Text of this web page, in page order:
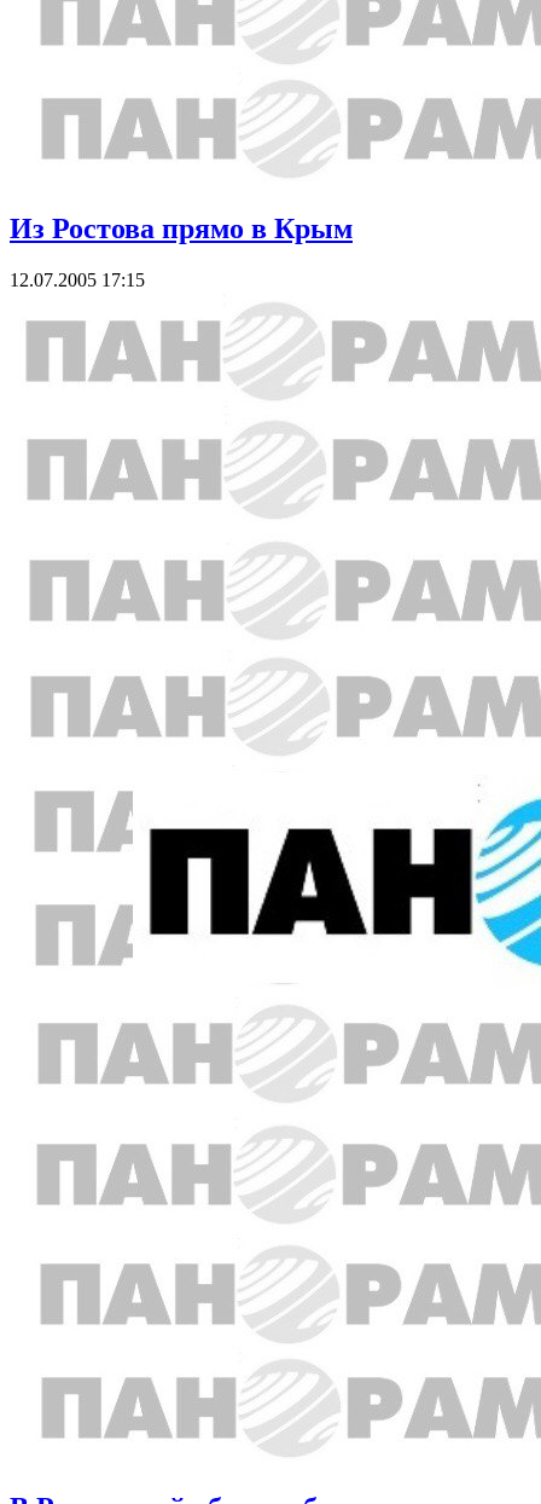
Из Ростова прямо в Крым
12.07.2005 17:15